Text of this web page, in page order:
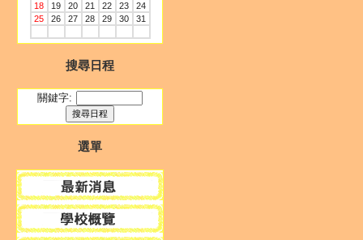
18
19 20 21 22 23
24
25
26 27 28 29 30 31
搜尋日程
關鍵字:
選單